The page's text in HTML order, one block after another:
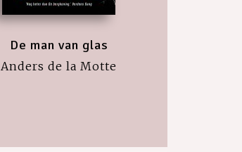
De man van glas
Anders de la Motte